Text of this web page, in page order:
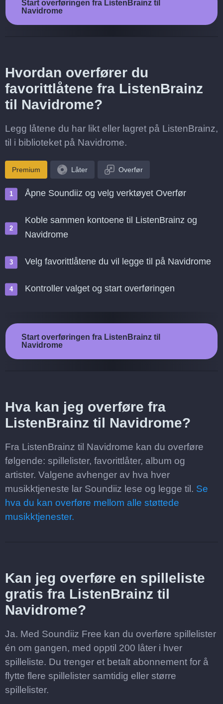
Start overføringen fra ListenBrainz til
Navidrome
Hvordan overfører du
favorittlåtene fra ListenBrainz
til Navidrome?
Legg låtene du har likt eller lagret på ListenBrainz,
til i biblioteket på Navidrome.
Premium Låter Overfør
Åpne Soundiiz og velg verktøyet Overfør
Koble sammen kontoene til ListenBrainz og
Navidrome
Velg favorittlåtene du vil legge til på Navidrome
Kontroller valget og start overføringen
Start overføringen fra ListenBrainz til
Navidrome
Hva kan jeg overføre fra
ListenBrainz til Navidrome?
Fra ListenBrainz til Navidrome kan du overføre
følgende: spillelister, favorittlåter, album og
artister. Valgene avhenger av hva hver
musikktjeneste lar Soundiiz lese og legge til. Se
hva du kan overføre mellom alle støttede
musikktjenester.
Kan jeg overføre en spilleliste
gratis fra ListenBrainz til
Navidrome?
Ja. Med Soundiiz Free kan du overføre spillelister
én om gangen, med opptil 200 låter i hver
spilleliste. Du trenger et betalt abonnement for å
flytte flere spillelister samtidig eller større
spillelister.